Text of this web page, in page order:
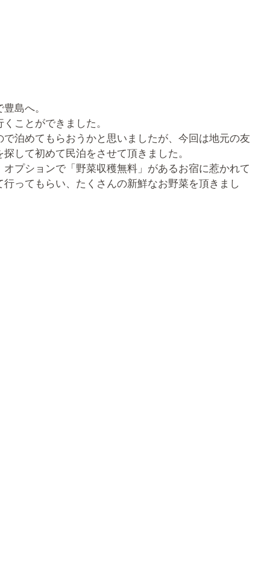
島へ。
ことができました。
泊めてもらおうかと思いましたが、今回は地元の友
して初めて民泊をさせて頂きました。
プションで「野菜収穫無料」があるお宿に惹かれて
ってもらい、たくさんの新鮮なお野菜を頂きまし